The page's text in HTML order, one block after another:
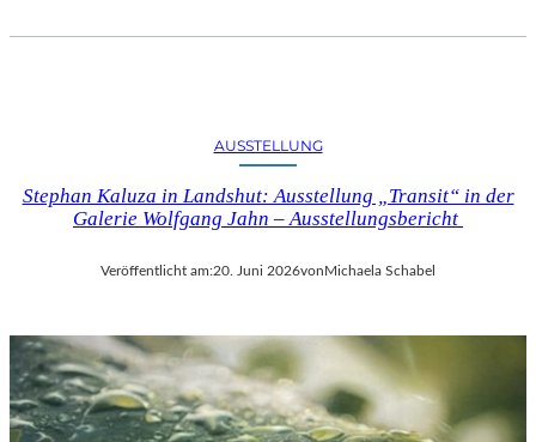
AUSSTELLUNG
Stephan Kaluza in Landshut: Ausstellung „Transit“ in der
Galerie Wolfgang Jahn – Ausstellungsbericht
Veröffentlicht am:20. Juni 2026vonMichaela Schabel